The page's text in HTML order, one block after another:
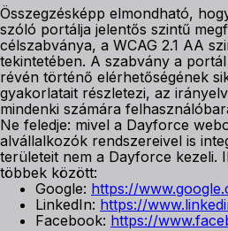
Összegzésképp elmondható,
szóló portálja jelentős szintű
célszabványa, a WCAG 2.1 AA
tekintetében. A szabvány a
révén történő elérhetőségének
gyakorlatait részletezi, az
mindenki számára
Ne feledje: mivel a Dayforce
alvállalkozók rendszereivel is
területeit nem a Dayforce kezeli.
többek között:
Google: https://
LinkedIn: https://
Facebook: https://